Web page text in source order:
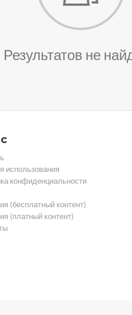
Результатов не
использования
конфиденциальности
(бесплатный контент)
(платный контент)